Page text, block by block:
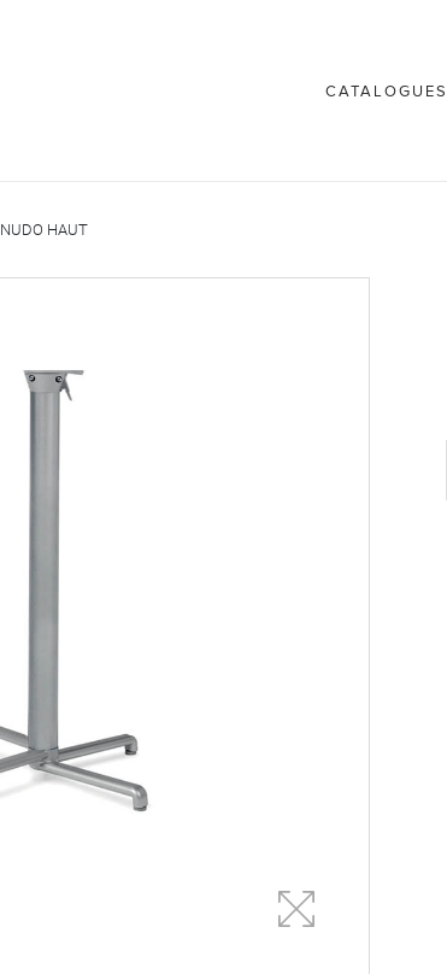
CATALOGUES
NUDO HAUT